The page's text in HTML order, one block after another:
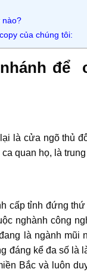
nào?
của chúng tôi:
để
là cửa ngõ thủ
quan họ, là
cấp tỉnh đứng
nghành công
là ngành mũi
đáng kể đa số là
Bắc và luôn